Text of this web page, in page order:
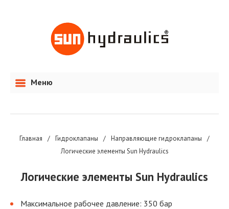
Меню
Главная / Гидроклапаны / Направляющие гидроклапаны
/
Логические элементы Sun Hydraulics
Логические элементы Sun Hydraulics
Максимальное рабочее давление: 350 бар